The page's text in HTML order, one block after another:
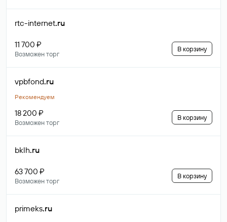
rtc-internet.ru
11 700 ₽
Возможен торг
В корзину
vpbfond.ru
Рекомендуем
18 200 ₽
Возможен торг
В корзину
bklh.ru
63 700 ₽
Возможен торг
В корзину
primeks.ru